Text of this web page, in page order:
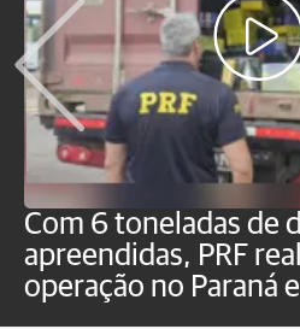
Com 6 toneladas de
apreendidas, PRF
operação no Paraná